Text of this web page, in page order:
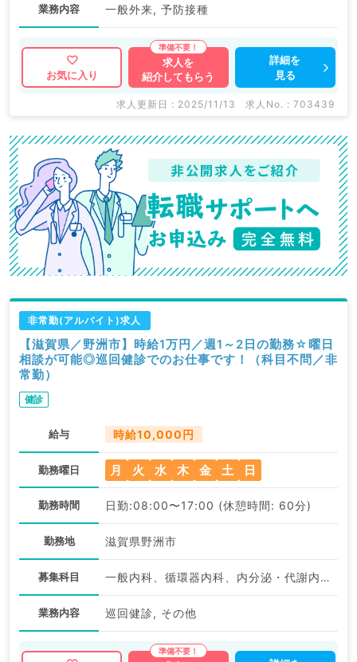
業務内容 一般外来, 予防接種
お気に入り
求人を
紹介してもらう
詳細を
見る
求人更新日 : 2025/11/13 求人No. : 703439
非常勤(アルバイト)求人
【滋賀県／野洲市】時給1万円／週1～2日の勤務☆曜日
相談が可能◎巡回健診でのお仕事です！（科目不問／非
常勤）
健診
給与 時給10,000円
勤務曜日 月 火 水 木 金 土 日
勤務時間 日勤:08:00〜17:00 (休憩時間: 60分)
勤務地 滋賀県野洲市
募集科目 一般内科、循環器内科、内分泌・代謝内科、外科系全般、一般外科、消化器外科、科目不問
業務内容 巡回健診, その他